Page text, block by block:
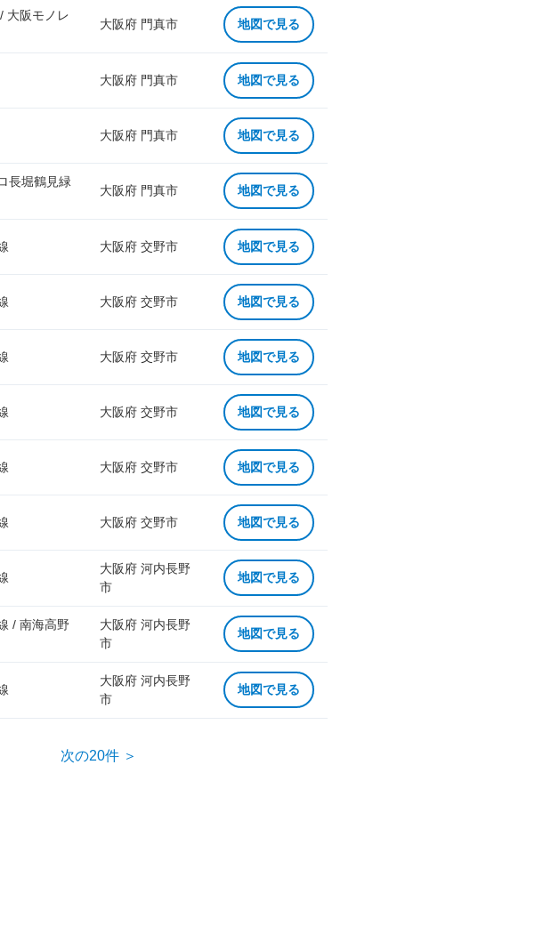
大阪モノレ
大阪府 門真市 地図で見る
大阪府 門真市 地図で見る
大阪府 門真市 地図で見る
長堀鶴見緑
大阪府 門真市 地図で見る
大阪府 交野市 地図で見る
大阪府 交野市 地図で見る
大阪府 交野市 地図で見る
大阪府 交野市 地図で見る
大阪府 交野市 地図で見る
大阪府 交野市 地図で見る
大阪府 河内長野
市
地図で見る
/ 南海高野
大阪府 河内長野
市
地図で見る
大阪府 河内長野
市
地図で見る
次の20件 ＞